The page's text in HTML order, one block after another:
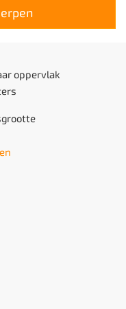
oppervlak